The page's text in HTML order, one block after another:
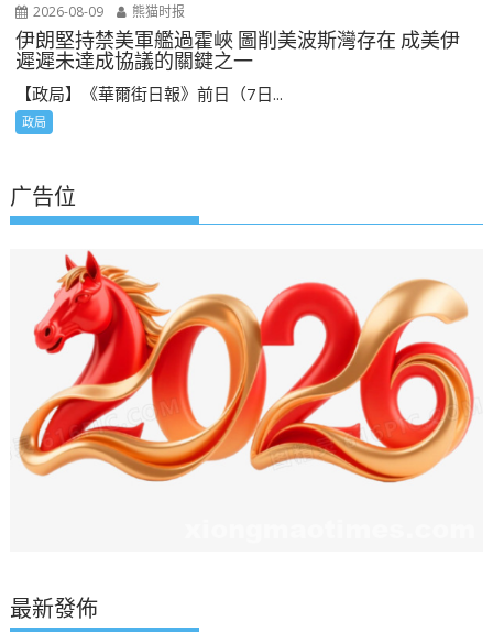
2026-08-09 熊猫时报
伊朗堅持禁美軍艦過霍峽 圖削美波斯灣存在 成美伊
遲遲未達成協議的關鍵之一
【政局】《華爾街日報》前日（7日...
政局
广告位
最新發佈